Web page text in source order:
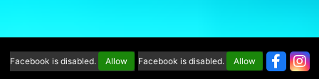
Facebook is disabled. Allow Facebook is disabled. Allow